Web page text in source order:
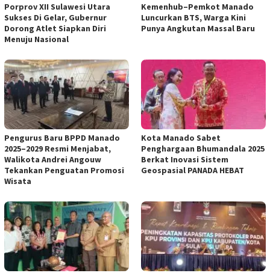
Porprov XII Sulawesi Utara
Sukses Di Gelar, Gubernur
Dorong Atlet Siapkan Diri
Menuju Nasional
Kemenhub–Pemkot Manado
Luncurkan BTS, Warga Kini
Punya Angkutan Massal Baru
Pengurus Baru BPPD Manado
2025–2029 Resmi Menjabat,
Walikota Andrei Angouw
Tekankan Penguatan Promosi
Wisata
Kota Manado Sabet
Penghargaan Bhumandala 2025
Berkat Inovasi Sistem
Geospasial PANADA HEBAT